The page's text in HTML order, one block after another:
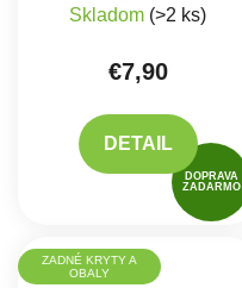
DOPRAVA
ZADARMO
Skladom (>2 ks)
€7,90
DETAIL
ZADNÉ KRYTY A
OBALY